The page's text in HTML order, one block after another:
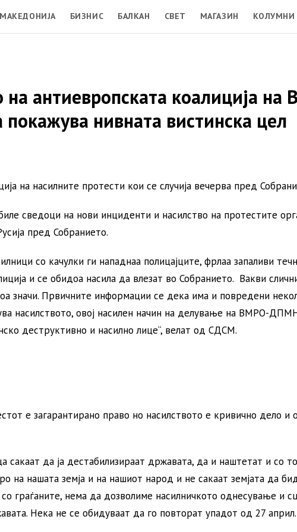
МАКЕДОНИЈА БИЗНИС БАЛКАН СВЕТ МАГАЗИН КОЛУМНИ
антиевропската коалиција
нивната вистинска цел
на насилните протести кои се случија вечерва пред
сведоци на нови инциденти и насилство на протестите
пред Собранието.
со качулки ги нападнаа полицајците, фрлаа запаливи
и се обидоа насила да влезат во Собранието. Вакви
значи. Првичните информации се дека има и повредени
насилството, овој насилен начин на делување на ВМРО-
деструктивно и насилно лице“, велат од СДСМ.
е загарантирано право но насилството е кривично дело и
да ја дестабилизираат државата, да и наштетат и со
на нашата земја и на нашиот народ и не сакаат земјата да
граѓаните, нема да дозволиме насилничкото однесување и
Нека не се обидуваат да го повторат упадот од 27